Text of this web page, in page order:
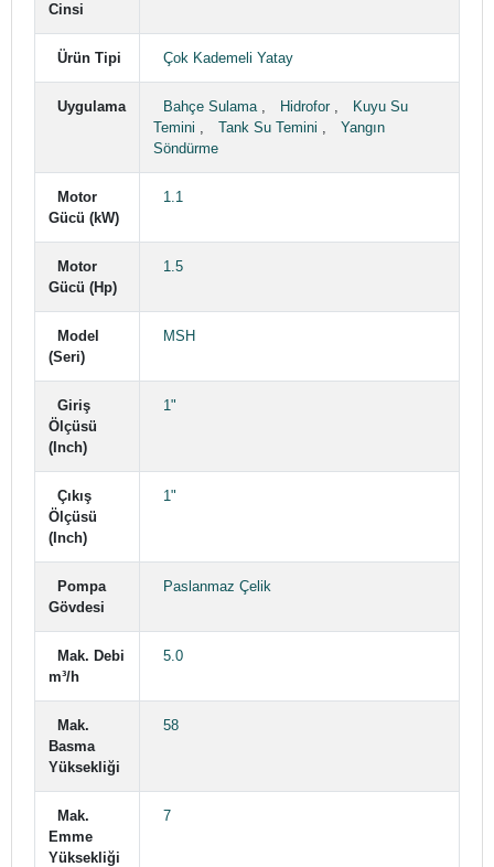
Cinsi
Ürün Tipi Çok Kademeli Yatay
Uygulama Bahçe Sulama, Hidrofor,
Kuyu Su
Temini , Tank Su Temini ,
Yangın
Söndürme
Motor
Gücü (kW)
1.1
Motor
Gücü (Hp)
1.5
Model
(Seri)
MSH
Giriş
Ölçüsü
(Inch)
1"
Çıkış
Ölçüsü
(Inch)
1"
Pompa
Gövdesi
Paslanmaz Çelik
Mak. Debi
m³/h
5.0
Mak.
Basma
Yüksekliği
58
Mak.
Emme
Yüksekliği
7